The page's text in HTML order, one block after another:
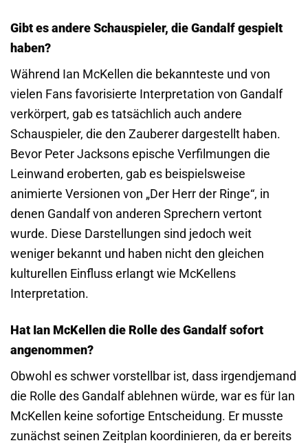
Gibt es andere Schauspieler, die Gandalf gespielt
haben?
Während Ian McKellen die bekannteste und von
vielen Fans favorisierte Interpretation von Gandalf
verkörpert, gab es tatsächlich auch andere
Schauspieler, die den Zauberer dargestellt haben.
Bevor Peter Jacksons epische Verfilmungen die
Leinwand eroberten, gab es beispielsweise
animierte Versionen von „Der Herr der Ringe“, in
denen Gandalf von anderen Sprechern vertont
wurde. Diese Darstellungen sind jedoch weit
weniger bekannt und haben nicht den gleichen
kulturellen Einfluss erlangt wie McKellens
Interpretation.
Hat Ian McKellen die Rolle des Gandalf sofort
angenommen?
Obwohl es schwer vorstellbar ist, dass irgendjemand
die Rolle des Gandalf ablehnen würde, war es für Ian
McKellen keine sofortige Entscheidung. Er musste
zunächst seinen Zeitplan koordinieren, da er bereits